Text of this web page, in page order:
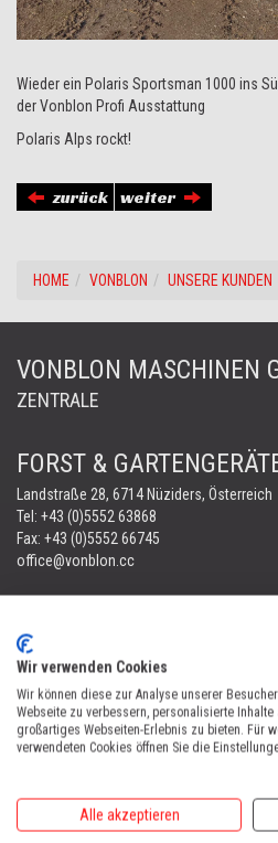
Wieder ein Polaris Sportsman 1000 ins
der Vonblon Profi Ausstattung
Polaris Alps rockt!
zurück weiter
HOME VONBLON UNSERE KUNDEN
VONBLON MASCHINEN
ZENTRALE
FORST &
Landstraße 28, 6714 Nüziders, Österreich
Tel: +43 (0)5552 63868
Fax: +43 (0)5552 66745
office@vonblon.cc
AUTOMOWER
Automower Kundendienst Nüziders
Tel:+43 (0)5552 31607
AUTOMOWER SHOP
Maria-Theresien-Straße 77, 6890
Wir verwenden Cookies
Wir können diese zur Analyse unserer
Webseite zu verbessern, personalisierte
großartiges Webseiten-Erlebnis zu bieten. Für
verwendeten Cookies öffnen Sie die
Alle akzeptieren